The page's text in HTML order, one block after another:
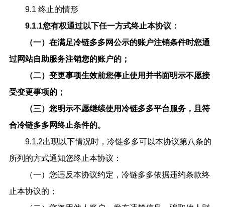
9.1 终止的情形
9.1.1您有权通过以下任一方式终止本协议：
（一）在满足冷链多多网公示的账户注销条件时您通
过网站自助服务注销您的账户的；
（二）变更事项生效前您停止使用并书面明示不愿接
受变更事项的；
（三）您明示不愿继续使用冷链多多平台服务，且符
合冷链多多网终止条件的。
9.1.2出现以下情况时，冷链多多可以本协议第八条的
所列的方式通知您终止本协议：
（一）您违反本协议约定，冷链多多依据违约条款终
止本协议的；